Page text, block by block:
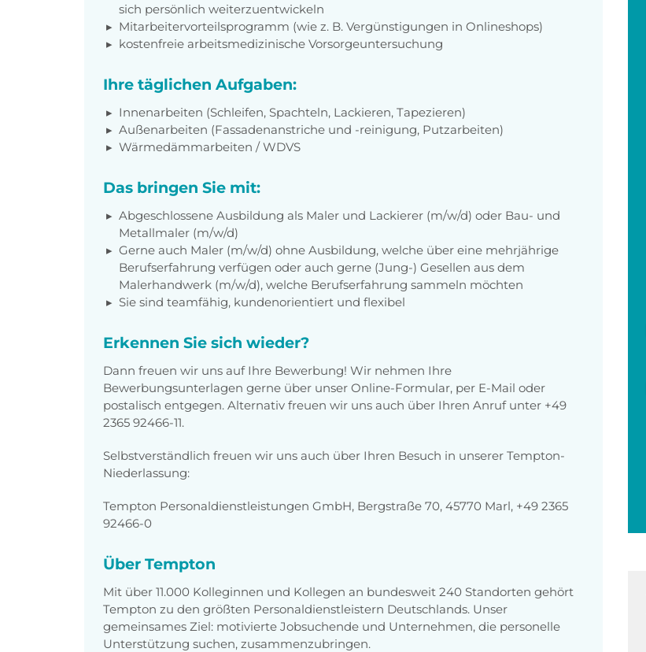
sich persönlich weiterzuentwickeln
Mitarbeitervorteilsprogramm (wie z. B. Vergünstigungen in Onlineshops)
kostenfreie arbeitsmedizinische Vorsorgeuntersuchung
Ihre täglichen Aufgaben:
Innenarbeiten (Schleifen, Spachteln, Lackieren, Tapezieren)
Außenarbeiten (Fassadenanstriche und -reinigung, Putzarbeiten)
Wärmedämmarbeiten / WDVS
Das bringen Sie mit:
Abgeschlossene Ausbildung als Maler und Lackierer (m/w/d) oder Bau- und
Metallmaler (m/w/d)
Gerne auch Maler (m/w/d) ohne Ausbildung, welche über eine mehrjährige
Berufserfahrung verfügen oder auch gerne (Jung-) Gesellen aus dem
Malerhandwerk (m/w/d), welche Berufserfahrung sammeln möchten
Sie sind teamfähig, kundenorientiert und flexibel
Erkennen Sie sich wieder?
Dann freuen wir uns auf Ihre Bewerbung! Wir nehmen Ihre
Bewerbungsunterlagen gerne über unser Online-Formular, per E-Mail oder
postalisch entgegen. Alternativ freuen wir uns auch über Ihren Anruf unter +49
2365 92466-11.
Selbstverständlich freuen wir uns auch über Ihren Besuch in unserer Tempton-
Niederlassung:
Tempton Personaldienstleistungen GmbH, Bergstraße 70, 45770 Marl, +49 2365
92466-0
Über Tempton
Mit über 11.000 Kolleginnen und Kollegen an bundesweit 240 Standorten gehört
Tempton zu den größten Personaldienstleistern Deutschlands. Unser
gemeinsames Ziel: motivierte Jobsuchende und Unternehmen, die personelle
Unterstützung suchen, zusammenzubringen.